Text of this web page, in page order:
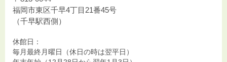
福岡市東区千早4丁目21番45号
（千早駅西側）
休館日：
毎月最終月曜日（休日の時は翌平日）